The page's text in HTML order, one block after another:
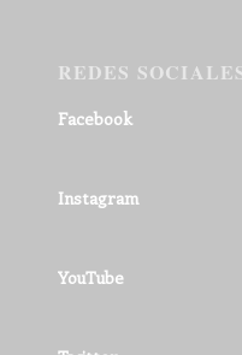
REDES
Facebook
Instagram
YouTube